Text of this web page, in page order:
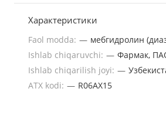
Характеристики
Faol modda: — мебгидролин
Ishlab chiqaruvchi: — Фармак,
Ishlab chiqarilish joyi: —
ATX kodi: — R06AX15